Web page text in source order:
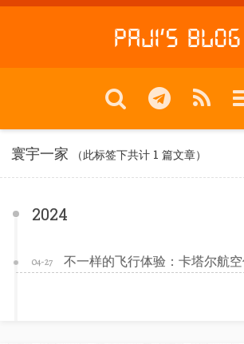
寰宇一家 （此标签下共计 1 篇文章）
2024
不一样的飞行体验：卡塔尔航
04-27